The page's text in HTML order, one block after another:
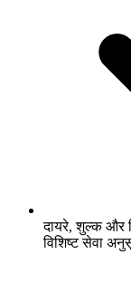
दायरे, शुल्क और
विशिष्ट सेवा